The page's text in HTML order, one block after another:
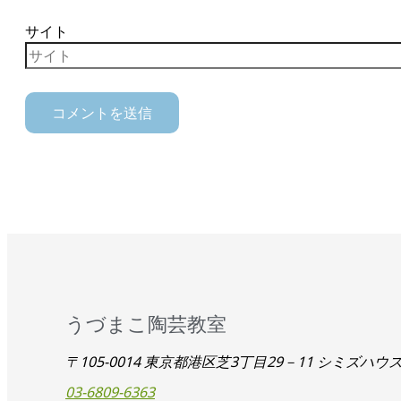
サイト
うづまこ陶芸教室
〒105-0014 東京都港区芝3丁目29－11 シミズハウ
03-6809-6363